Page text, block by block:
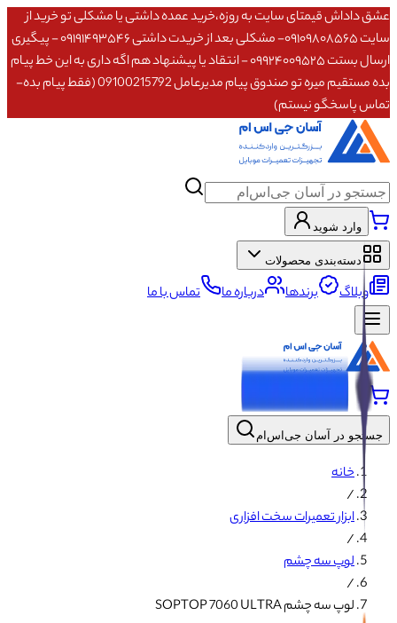
عشق داداش قیمتای سایت به روزه،خرید عمده داشتی یا مشکلی تو خرید از
سایت ۰۹۱۰۹۸۰۸۵۶۵- مشکلی بعد از خریدت داشتی ۰۹۱۹۱۴۹۳۵۴۶ - پیگیری
ارسال بستت ۰۹۹۲۴۰۰۹۵۲۵ - انتقاد یا پیشنهاد هم اگه داری به این خط پیام
بده مستقیم میره تو صندوق پیام مدیرعامل 09100215792 (فقط پیام بده-
تماس پاسخگو نیستم)
وارد شوید
دسته‌بندی محصولات
وبلاگ برندها درباره ما تماس با ما
جستجو در آسان جی‌اس‌ام
خانه
/
ابزار تعمیرات سخت افزاری
/
لوپ سه چشم
/
لوپ سه چشم SOPTOP 7060 ULTRA